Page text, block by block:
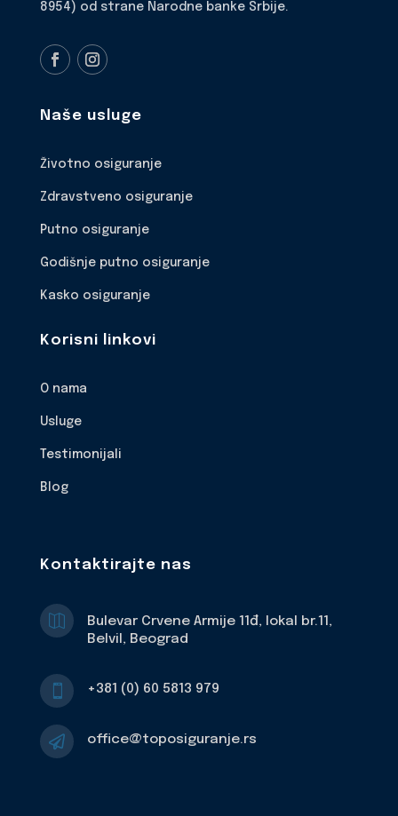
8954) od strane Narodne banke Srbije.
Naše usluge
Životno osiguranje
Zdravstveno osiguranje
Putno osiguranje
Godišnje putno osiguranje
Kasko osiguranje
Korisni linkovi
O nama
Usluge
Testimonijali
Blog
Kontaktirajte nas

Bulevar Crvene Armije 11đ, lokal br.11,
Belvil, Beograd
 +381 (0) 60 5813 979
 office@toposiguranje.rs